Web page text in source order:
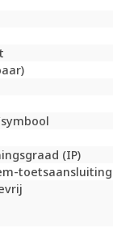
(IP)
toetsaansluiting